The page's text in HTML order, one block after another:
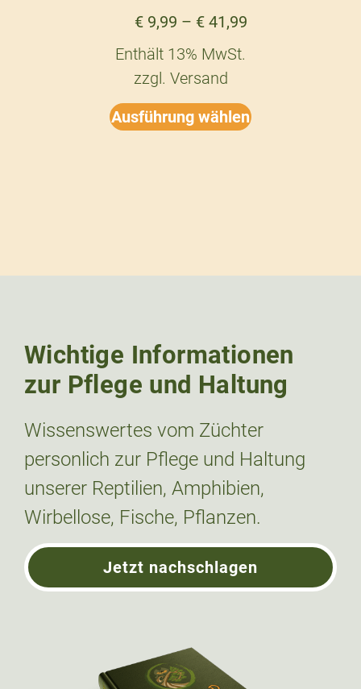
€9,99 – €41,99
Enthält 13% MwSt.
zzgl. Versand
Ausführung wählen
Wichtige Informationen
zur Pflege und Haltung
Wissenswertes vom Züchter
personlich zur Pflege und Haltung
unserer Reptilien, Amphibien,
Wirbellose, Fische, Pflanzen.
Jetzt nachschlagen